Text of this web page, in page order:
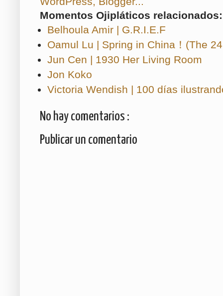
Momentos Ojipláticos relacionados:
Belhoula Amir | G.R.I.E.F
Oamul Lu | Spring in China！(The
Jun Cen | 1930 Her Living Room
Jon Koko
Victoria Wendish | 100 días
No hay comentarios :
Publicar un comentario